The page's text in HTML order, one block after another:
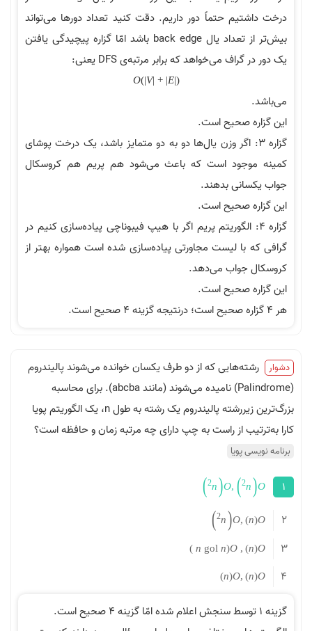
درخت داشتیم حتماً دور داریم. دقت کنید تعداد دورها می‌تواند
بیش‌تر از تعداد یال back edge باشد امّا گزاره پیچیدگی یافتن
یک دور در گراف می‌خواهد که برابر مرتبه‌ی DFS یعنی:
O(|V| + |E|)
می‌باشد.
این گزاره صحیح است.
گزاره 3: اگر وزن یال‌ها دو به دو متمایز باشد، یک درخت پوشای
کمینه موجود است که باعث می‌شود هم پریم هم کروسکال
جواب یکسانی بدهند.
این گزاره صحیح است.
گزاره 4: الگوریتم پریم اگر با هیپ فیبوناچی پیاده‌سازی کنیم در
گرافی که با لیست مجاورتی پیاده‌سازی شده است همواره بهتر از
کروسکال جواب می‌دهد.
این گزاره صحیح است.
هر 4 گزاره صحیح است؛ درنتیجه گزینه 4 صحیح است.
دشوار
رشته‌هایی که از دو طرف یکسان خوانده می‌شوند پالیندروم
(Palindrome) نامیده می‌شوند (مانند abcba). برای محاسبه
بزرگ‌ترین زیررشته پالیندروم یک رشته به طول n، یک الگوریتم پویا
کارا به‌ترتیب از راست به چپ دارای چه مرتبه زمان و حافظه است؟
برنامه نویسی پویا
1
O
(
n
2
)
,
O
(
n
2
)
2
O
(
n
)
,
O
(
n
2
)
3
O
(
n
)
,
O
(
n
l
o
g
n
)
4
O
(
n
)
,
O
(
n
)
گزینه 1 توسط سنجش اعلام شده امّا گزینه 4 صحیح است.